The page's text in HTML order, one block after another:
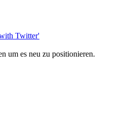
Twitter'
um es neu zu positionieren.